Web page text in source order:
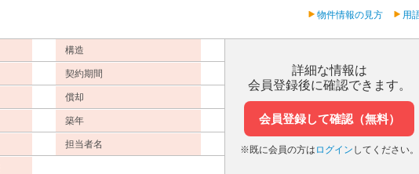
物件情報の見方 用
構造
契約期間
償却
築年
担当者名
詳細な情報は
会員登録後に確認できます。
会員登録して確認（無料）
※既に会員の方は ログイン してください。